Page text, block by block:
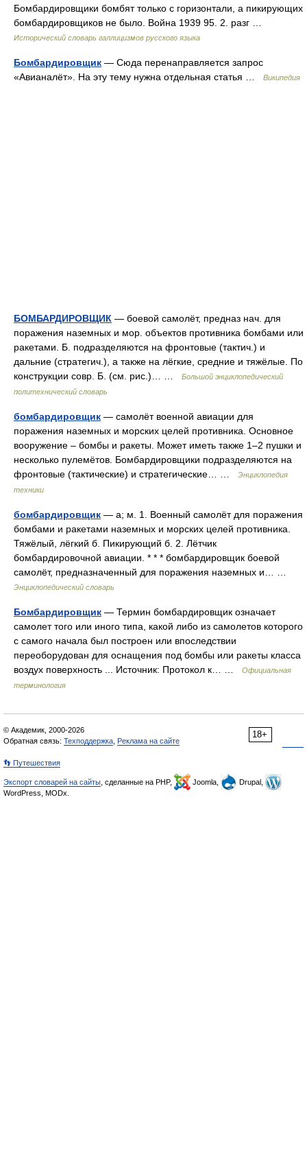
Бомбардировщики бомбят только с горизонтали, а пикирующих
бомбардировщиков не было. Война 1939 95. 2. разг …
Исторический словарь галлицизмов русского языка
Бомбардировщик — Сюда перенаправляется запрос
«Авианалёт». На эту тему нужна отдельная статья …
Википедия
БОМБАРДИРОВЩИК — боевой самолёт, предназ нач. для
поражения наземных и мор. объектов противника бомбами или
ракетами. Б. подразделяются на фронтовые (тактич.) и
дальние (стратегич.), а также на лёгкие, средние и тяжёлые. По
конструкции совр. Б. (см. рис.)… …
Большой энциклопедический
политехнический словарь
бомбардировщик — самолёт военной авиации для
поражения наземных и морских целей противника. Основное
вооружение – бомбы и ракеты. Может иметь также 1–2 пушки и
несколько пулемётов. Бомбардировщики подразделяются на
фронтовые (тактические) и стратегические… …
Энциклопедия
техники
бомбардировщик — а; м. 1. Военный самолёт для поражения
бомбами и ракетами наземных и морских целей противника.
Тяжёлый, лёгкий б. Пикирующий б. 2. Лётчик
бомбардировочной авиации. * * * бомбардировщик боевой
самолёт, предназначенный для поражения наземных и… …
Энциклопедический словарь
Бомбардировщик — Термин бомбардировщик означает
самолет того или иного типа, какой либо из самолетов которого
с самого начала был построен или впоследствии
переоборудован для оснащения под бомбы или ракеты класса
воздух поверхность ... Источник: Протокол к… …
Официальная
терминология
18+
© Академик, 2000-2026
Обратная связь: Техподдержка Реклама на сайте
👣 Путешествия
Экспорт словарей на сайты , сделанные на PHP, Joomla,
Drupal,
WordPress, MODx.